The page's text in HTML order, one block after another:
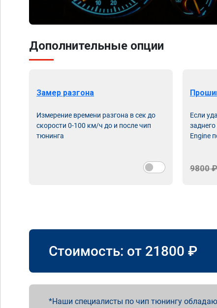
Дополнительные опции
Замер разгона
Измерение времени разгона в сек до
скорости 0-100 км/ч до и после чип
тюнинга
Если
Engine
9800 ₽
Стоимость: от 21800 ₽
Наши специалисты по чип тюнингу